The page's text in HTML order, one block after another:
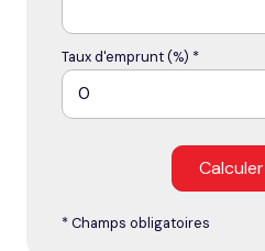
Taux d'emprunt (%) *
Calculer
* Champs obligatoires